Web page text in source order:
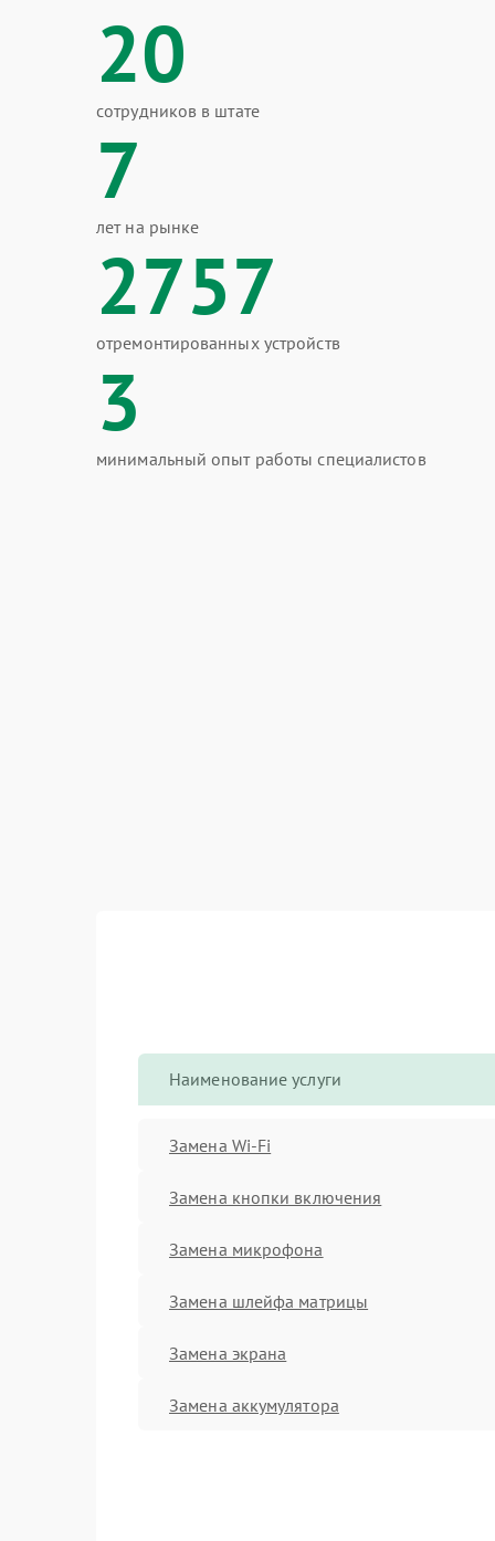
20
сотрудников в штате
7
лет на рынке
2757
отремонтированных устройств
3
минимальный опыт работы специалистов
Наименование услуги
Замена Wi-Fi
Замена кнопки включения
Замена микрофона
Замена шлейфа матрицы
Замена экрана
Замена аккумулятора